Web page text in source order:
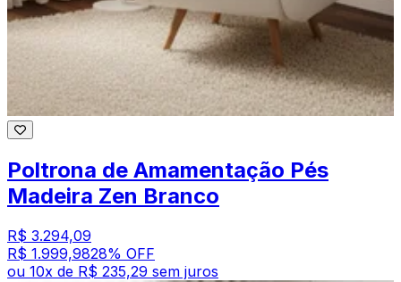
Poltrona de Amamentação Pés
Madeira Zen Branco
R$ 3.294,09
R$ 1.999,9828% OFF
ou 10x de R$ 235,29 sem juros